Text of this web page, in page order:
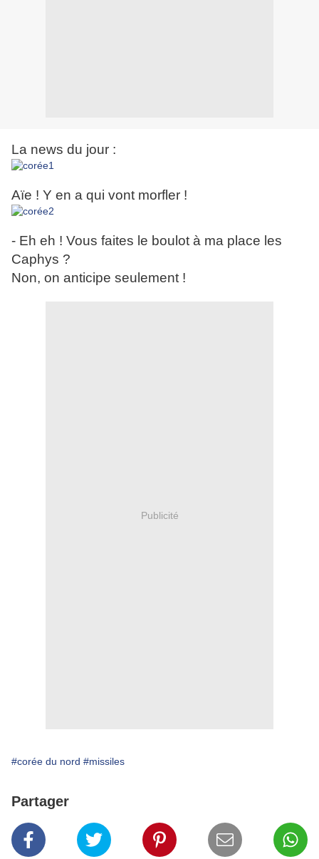
La news du jour :
Aïe ! Y en a qui vont morfler !
- Eh eh ! Vous faites le boulot à ma place les
Caphys ?
Non, on anticipe seulement !
Publicité
#corée du nord #missiles
Partager